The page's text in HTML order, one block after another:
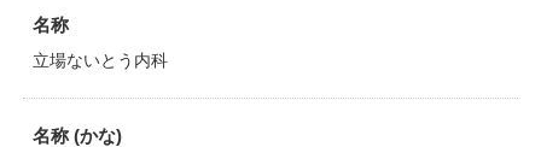
名称
立場ないとう内科
名称 (かな)